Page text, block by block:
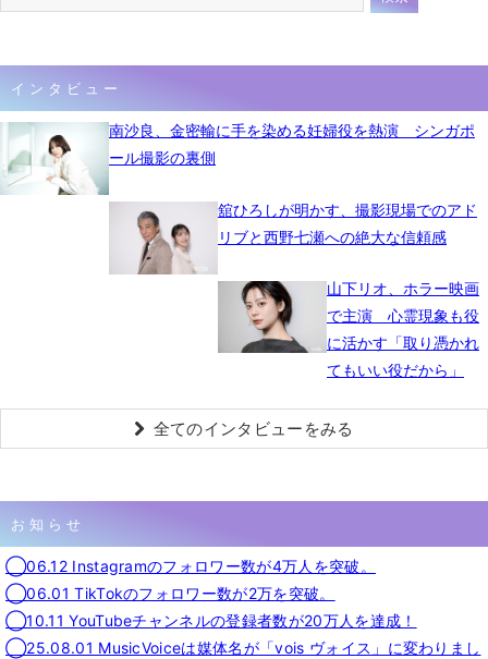
インタビュー
南沙良、金密輸に手を染める妊婦役を熱演 シンガポ
ール撮影の裏側
舘ひろしが明かす、撮影現場でのアド
リブと西野七瀬への絶大な信頼感
山下リオ、ホラー映画
で主演 心霊現象も役
に活かす「取り憑かれ
てもいい役だから」
全てのインタビューをみる
お知らせ
◯06.12 Instagramのフォロワー数が4万人を突破。
◯06.01 TikTokのフォロワー数が2万を突破。
◯10.11 YouTubeチャンネルの登録者数が20万人を達成！
◯25.08.01 MusicVoiceは媒体名が「vois ヴォイス」に変わりまし